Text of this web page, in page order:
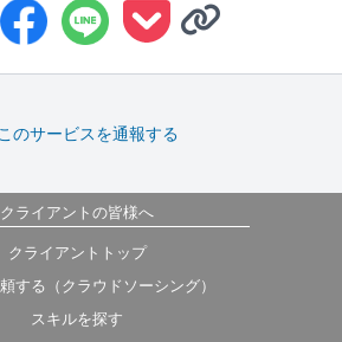
のサービスを通報する
クライアントの皆様へ
クライアントトップ
する（クラウドソーシング）
スキルを探す